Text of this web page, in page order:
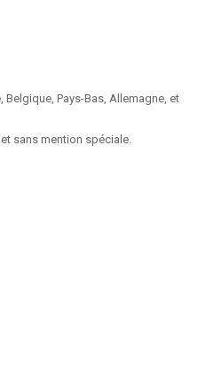
Belgique, Pays-Bas, Allemagne, et
sans mention spéciale.